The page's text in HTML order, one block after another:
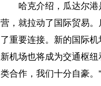
哈克介绍，瓜达尔
营，就拉动了国际贸易
了重要连接。新的国际
新机场也将成为交通枢
类合作，我们十分自豪。